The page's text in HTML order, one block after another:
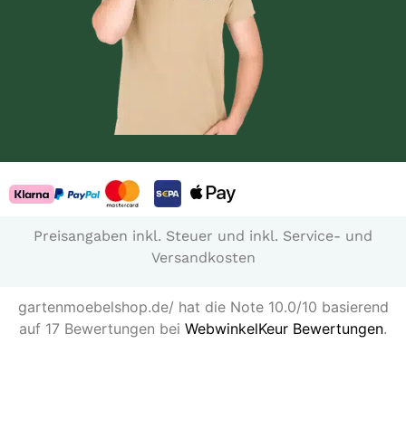
Preisangaben inkl. Steuer und inkl. Service- und
Versandkosten
gartenmoebelshop.de/ hat die Note 10.0/10 basierend
auf 17 Bewertungen bei WebwinkelKeur Bewertungen.